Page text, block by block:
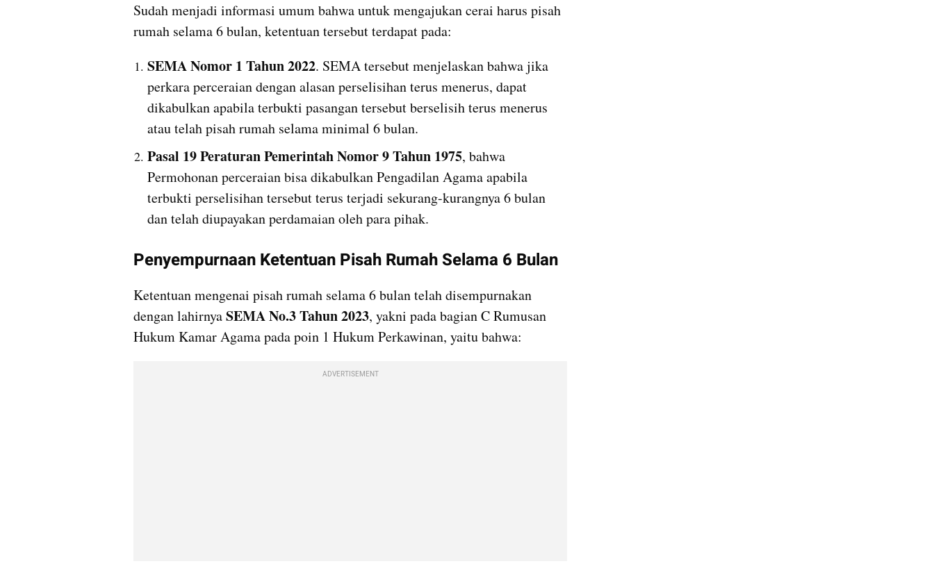
Sudah menjadi informasi umum bahwa untuk mengajukan cerai harus pisah
rumah selama 6 bulan, ketentuan tersebut terdapat pada:
SEMA Nomor 1 Tahun 2022. SEMA tersebut menjelaskan bahwa jika
perkara perceraian dengan alasan perselisihan terus menerus, dapat
dikabulkan apabila terbukti pasangan tersebut berselisih terus menerus
atau telah pisah rumah selama minimal 6 bulan.
Pasal 19 Peraturan Pemerintah Nomor 9 Tahun 1975, bahwa
Permohonan perceraian bisa dikabulkan Pengadilan Agama apabila
terbukti perselisihan tersebut terus terjadi sekurang-kurangnya 6 bulan
dan telah diupayakan perdamaian oleh para pihak.
Penyempurnaan Ketentuan Pisah Rumah Selama 6 Bulan
Ketentuan mengenai pisah rumah selama 6 bulan telah disempurnakan
dengan lahirnya SEMA No.3 Tahun 2023, yakni pada bagian C Rumusan
Hukum Kamar Agama pada poin 1 Hukum Perkawinan, yaitu bahwa:
ADVERTISEMENT